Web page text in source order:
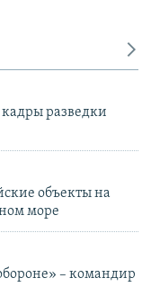
кадры разведки
объекты на
море
– командир